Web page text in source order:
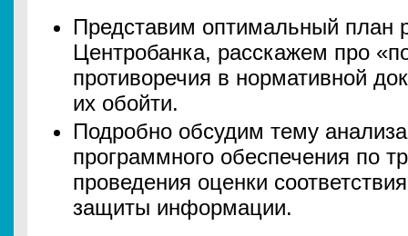
Представим оптимальный план
Центробанка, расскажем про
противоречия в нормативной
их обойти.
Подробно обсудим тему
программного обеспечения по
проведения оценки
защиты информации.